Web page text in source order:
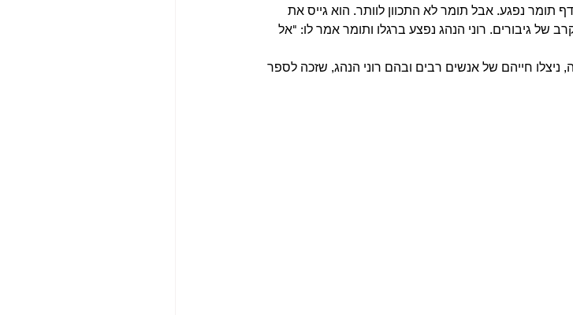
תומר נפגע. אבל תומר לא התכוון לוותר. הוא גייס את
של גיבורים. רוני הנהג נפצע ברגלו ותומר אמר לו: "אל
ניצלו חייהם של אנשים רבים ובהם רוני הנהג, שזכה לספר